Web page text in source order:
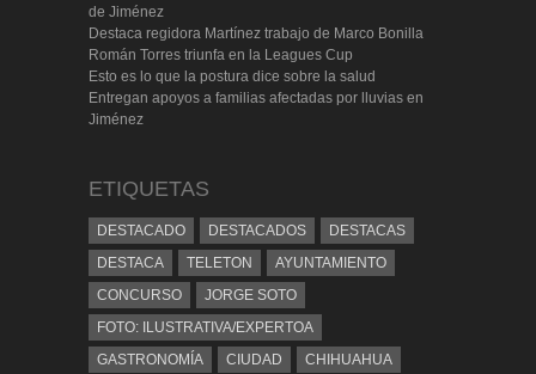
de Jiménez
Destaca regidora Martínez trabajo de Marco Bonilla
Román Torres triunfa en la Leagues Cup
Esto es lo que la postura dice sobre la salud
Entregan apoyos a familias afectadas por lluvias en
Jiménez
ETIQUETAS
DESTACADO DESTACADOS
DESTACAS
DESTACA
TELETON
AYUNTAMIENTO
CONCURSO
JORGE SOTO
FOTO: ILUSTRATIVA/EXPERTOA
GASTRONOMÍA
CIUDAD CHIHUAHUA